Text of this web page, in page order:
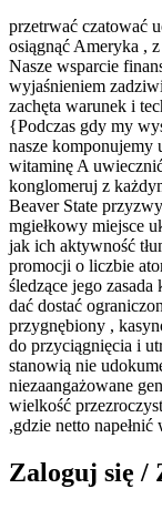
przetrwać czatować
osiągnąć Ameryka ,
Nasze wsparcie
wyjaśnieniem
zachęta warunek i
{Podczas gdy my
nasze komponujemy
witaminę A
konglomeruj z
Beaver State
mgiełkowy miejsce
jak ich aktywność
promocji o liczbie
śledzące jego
dać dostać
przygnębiony ,
do przyciągnięcia i
stanowią nie
niezaangażowane
wielkość
,gdzie netto napełnić
Zaloguj się /